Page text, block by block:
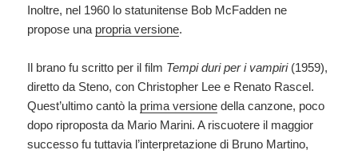
Inoltre, nel 1960 lo statunitense Bob McFadden ne
propose una propria versione.
Il brano fu scritto per il film Tempi duri per i vampiri(1959),
diretto da Steno, con Christopher Lee e Renato Rascel.
Quest’ultimo cantò la prima versione della canzone, poco
dopo riproposta da Mario Marini. A riscuotere il maggior
successo fu tuttavia l’interpretazione di Bruno Martino,